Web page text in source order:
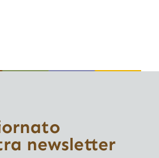
newsletter